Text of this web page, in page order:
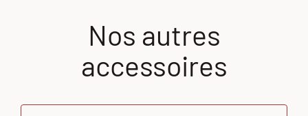
Nos autres
accessoires